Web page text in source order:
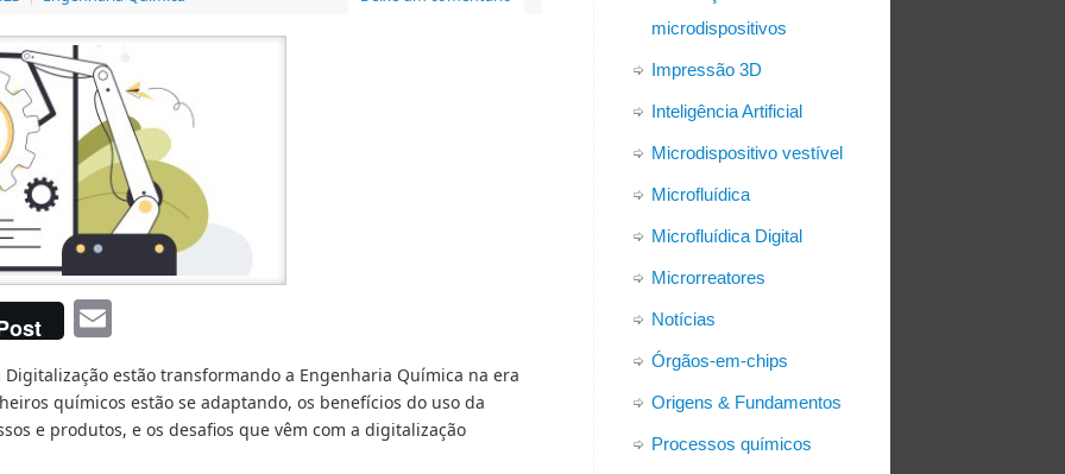
Digitalização estão transformando a Engenharia Química na era
químicos estão se adaptando, os benefícios do uso da
e produtos, e os desafios que vêm com a digitalização
microdispositivos
Impressão 3D
Inteligência Artificial
Microdispositivo vestível
Microfluídica
Microfluídica Digital
Microrreatores
Notícias
Órgãos-em-chips
Origens & Fundamentos
Processos químicos